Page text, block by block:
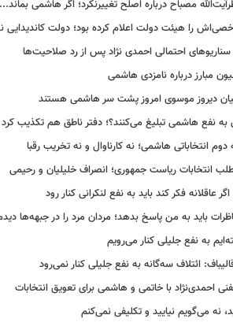
مصباح درباره اصلح تغییرنکرد؛ اگر هاشمی بماند...
را هیئت دولت اعلام کرده بود؛ دولت کاندیدایی
سناریوهای احتمالی احمدی نژاد پس از رد صلاحیت‌ها
مبارز درباره نامزدی هاشمی
دیروز موسوی امروز پشت سر هاشمی هستند
به نفع هاشمی تبلیغ می‌کنند؟؛ دفتر ناطق هم تکذیب کرد
دوم انتخاباتی هاشمی؛ نه کارناوال و نه تخریب رقبا
عاقلانه فکر کند باید به نفع لنکرانی کنار رود
باید به من پاسخ بدهد؛ مردان مرد را در جبهه‌ها
به نفع جلیلی کنار می‌رویم
ائتلاف سه‌گانه به نفع جلیلی کنار نمی‌رود
احمدی‌نژاد با خاتمی و هاشمی برای تعویق انتخابات
نه می‌گویم نیایید و تکلیفی نمی‌کنم